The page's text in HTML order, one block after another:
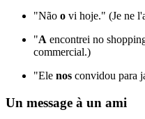
"Não o vi hoje." (Je ne
"A encontrei no
commercial.)
"Ele nos convidou para
Un message à un ami